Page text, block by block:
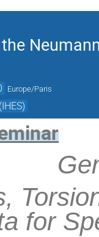
Europe/Paris
for